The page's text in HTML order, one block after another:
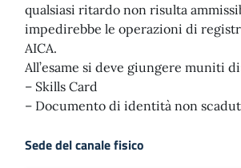
qualsiasi ritardo non risulta
impedirebbe le operazioni di
AICA.
All’esame si deve giungere muniti
– Skills Card
– Documento di identità non
Sede del canale fisico